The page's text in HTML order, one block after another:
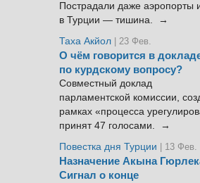
Пострадали даже аэропорты
в Турции — тишина. →
Таха Акйол | 23 Фев.
О чём говорится в
по курдскому вопросу?
Совместный доклад
парламентской комиссии,
рамках «процесса
принят 47 голосами. →
Повестка дня Турции
| 13 Фев.
Назначение Акына
Сигнал о конце